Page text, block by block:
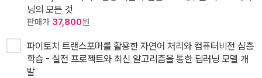
닝의 모든 것
판매가 37,800원
파이토치 트랜스포머를 활용한 자연어 처리와 컴퓨터비전 심층
학습 - 실전 프로젝트와 최신 알고리즘을 통한 딥러닝 모델 개
발